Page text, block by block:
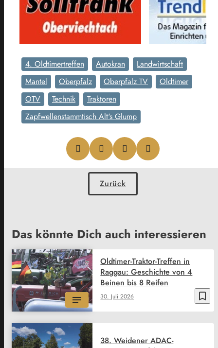
4. Oldtimertreffen Autokran
Landwirtschaft
Mantel
Oberpfalz Oberpfalz TV
Oldtimer
OTV
Technik
Traktoren
Zapfwellenstammtisch Alt's Glump
Zurück
Das könnte Dich auch interessieren
bookmark_border
30. Juli 2026
Oldtimer-Traktor-Treffen in
Raggau: Geschichte von 4
Beinen bis 8 Reifen
38. Weidener ADAC-